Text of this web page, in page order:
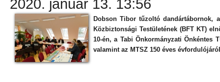
2020. január 13. 13:56
Dobson Tibor tűzoltó dandártábornok,
Közbiztonsági Testületének (BFT KT)
10-én, a Tabi Önkormányzati Önkéntes
valamint az MTSZ 150 éves